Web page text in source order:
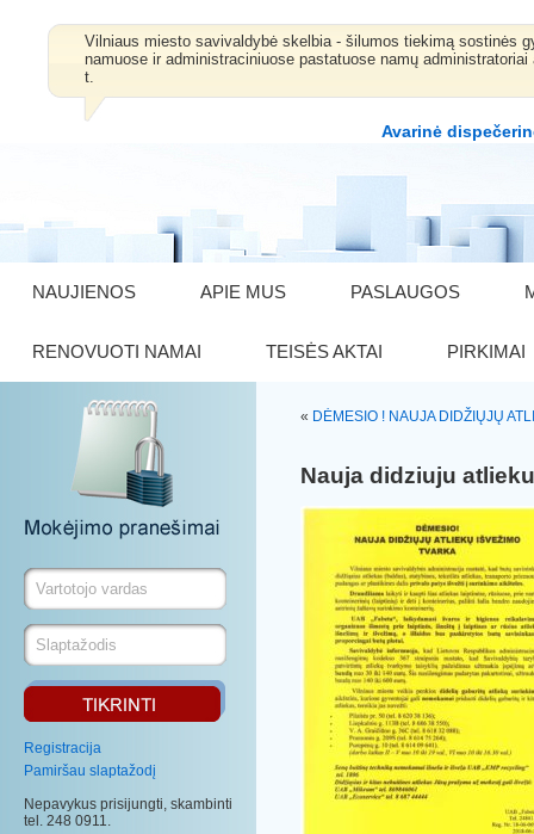
Vilniaus miesto savivaldybė skelbia - šilumos tiekimą sostinės
namuose ir administraciniuose pastatuose namų
t.
Avarinė
NAUJIENOS APIE MUS PASLAUGOS
RENOVUOTI NAMAI TEISĖS AKTAI PIRKIMAI
Registracija
Pamiršau slaptažodį
Nepavykus prisijungti, skambinti
tel. 248 0911.
« DĖMESIO ! NAUJA DIDŽIŲJŲ
Nauja didziuju